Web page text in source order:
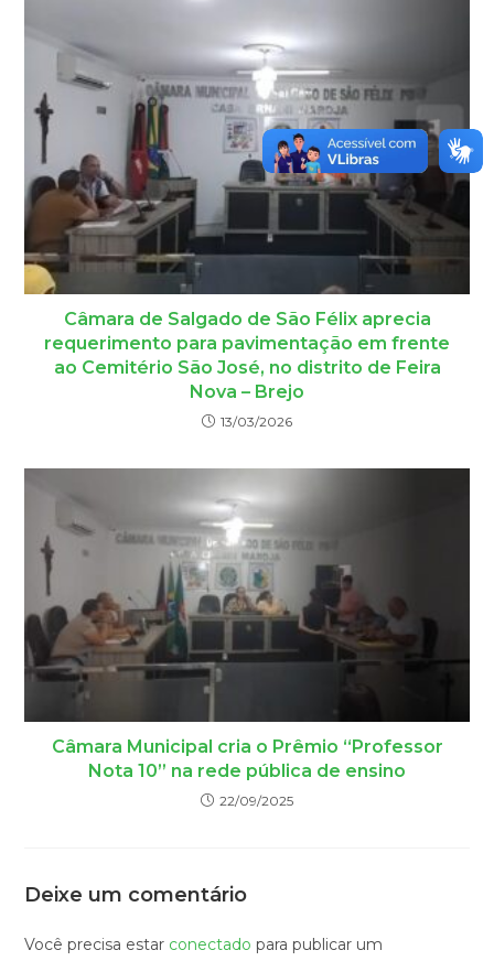
Câmara de Salgado de São Félix aprecia
requerimento para pavimentação em frente
ao Cemitério São José, no distrito de Feira
Nova – Brejo
13/03/2026
Câmara Municipal cria o Prêmio “Professor
Nota 10” na rede pública de ensino
22/09/2025
Deixe um comentário
Você precisa estar conectado para publicar um